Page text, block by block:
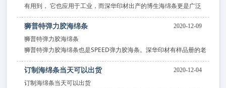
有用到， 它也应用于工业，而深华印材出产的博生海绵条更是广泛
用于印刷模切行业。 博生海绵条相对于其它品牌海绵条更适于刀
模， 它的软硬度从25度到55度，颜色多样，红、兰、灰、绿。 我们
深华印
狮普特弹力胶海绵条 2020-12-09
狮普特弹力胶海绵条
狮普特弹力胶海绵条也是SPEED弹力胶海条。深华印材有样品册的老
客户会有更明确的了解，
订制海绵条当天可以出货 2020-12-04
订制海绵条当天可以出货